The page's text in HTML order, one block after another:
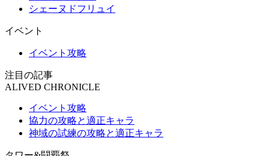
シェーヌドフリュイ
イベント
イベント攻略
注目の記事
ALIVED CHRONICLE
イベント攻略
協力の攻略と適正キャラ
神域の試練の攻略と適正キャラ